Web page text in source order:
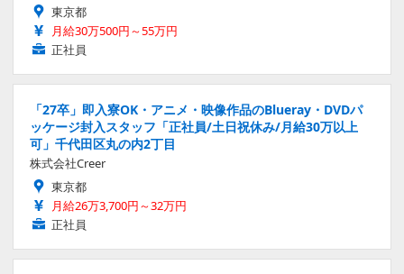
東京都
月給30万500円～55万円
正社員
「27卒」即入寮OK・アニメ・映像作品のBlueray・DVDパ
ッケージ封入スタッフ「正社員/土日祝休み/月給30万以上
可」千代田区丸の内2丁目
株式会社Creer
東京都
月給26万3,700円～32万円
正社員